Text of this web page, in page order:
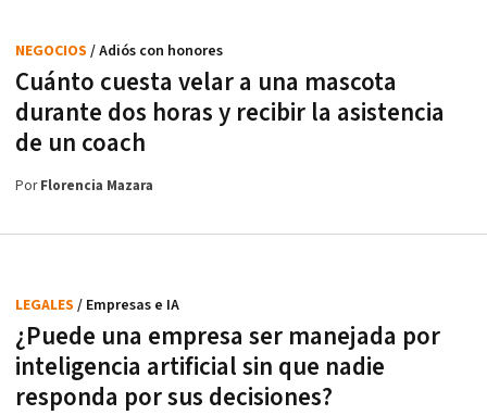
Cuánto cuesta velar a una mascota
durante dos horas y recibir la asistencia
de un coach
NEGOCIOS / Adiós con honores
PorFlorencia Mazara
¿Puede una empresa ser manejada por
inteligencia artificial sin que nadie
responda por sus decisiones?
LEGALES / Empresas e IA